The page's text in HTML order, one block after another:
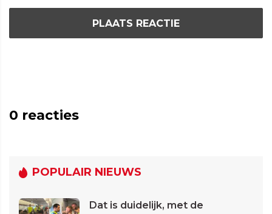
PLAATS REACTIE
0 reacties
POPULAIR NIEUWS
Dat is duidelijk, met de